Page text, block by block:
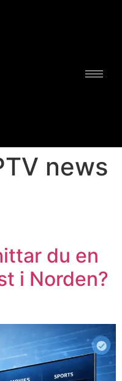
news
du en
i Norden?